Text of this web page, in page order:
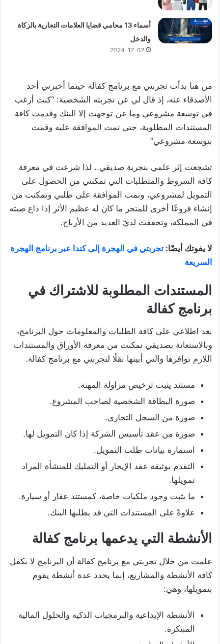
أسماء 13 محامي قضايا العلامات التجارية بالزكاة
والدخل
2024-12-02
من هنا بدأت تجربتي مع برنامج كفالة حينما أخبرني أحد
الأصدقاء عنه، إذ قال لي عن تجربته الشخصية: “كنت أرغب
في توسعة مشروعي وما عن توجهت إلا البنك وقدمت كافة
المستندات المطلوبة، حتى تمت الموافقة عليه وقمت
بتوسعة مشروعي”
تشجعت إثر علمي بتجربة صديقي.. لذا شرعت في معرفة
كافة الشروط والمتطلبات التي تمكنني من الحصول على
التمويل لمشروعي، وتمت الموافقة على طلبي وتمكنت من
إنشاء فروعًا أخرى للمتجر ما كان له عظيم الأثر إذا ذاع صيته
في المملكة، وتحققت لديّ العديد من الأرباح.
لا يفوتك أيضًا: تجربتي في الهجرة إلى كندا عبر برنامج الهجرة
السريعة
المستندات المطلوبة للاشتراك في
برنامج كفالة
بعد اطلاعي على كافة الطلبات والمعلومات حول البرنامج،
وبالاستعانة بصديقي تمكنت من معرفة الأوراق والمستندات
اللازم توافرها والتي أبينها نقلًا لتجربتي مع برنامج كفالة.
مستند يثبت ترخيص مزاولة المهنة.
صورة البطاقة الشخصية لصاحب المشروع.
صورة من السجل التجاري.
صورة من عقد تأسيس الشركة إذا كان التمويل لها.
استمارة بيانات طلب التمويل.
التقدم بوثيقة عقد الإيجار أو التمليك للمنشأة المراد
تمويلها.
ما يثبت وجود ملكيات خاصة، كمستند عقار أو سيارة.
علاوةً على المستندات التي قد يطلبها البنك.
الأنشطة التي يدعمها برنامج كفالة
علمت من خلال تجربتي مع برنامج كفالة أن البرنامج لا يكفل
كافة الأنشطة والمشاريع، إنما يحدد عدة أنشطة يقوم
بتمويلها، وهي:
الأنشطة الإبداعية والبرمجيات الذكية والحلول المالية
المبتكرة.